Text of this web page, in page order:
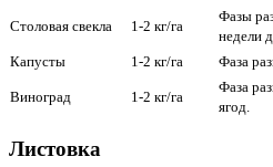
Столовая свекла 1-2 кг/га
Фазы
недели
Капусты
1-2 кг/га Фаза
Виноград 1-2 кг/га
Фаза
ягод.
Листовка